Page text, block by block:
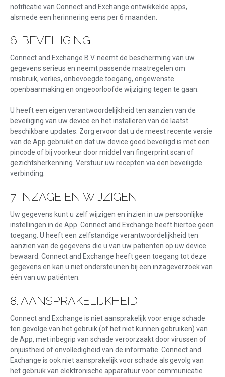
notificatie van Connect and Exchange ontwikkelde apps,
alsmede een herinnering eens per 6 maanden.
6. BEVEILIGING
Connect and Exchange B.V. neemt de bescherming van uw
gegevens serieus en neemt passende maatregelen om
misbruik, verlies, onbevoegde toegang, ongewenste
openbaarmaking en ongeoorloofde wijziging tegen te gaan.
U heeft een eigen verantwoordelijkheid ten aanzien van de
beveiliging van uw device en het installeren van de laatst
beschikbare updates. Zorg ervoor dat u de meest recente versie
van de App gebruikt en dat uw device goed beveiligd is met een
pincode of bij voorkeur door middel van fingerprint scan of
gezichtsherkenning. Verstuur uw recepten via een beveiligde
verbinding.
7. INZAGE EN WIJZIGEN
Uw gegevens kunt u zelf wijzigen en inzien in uw persoonlijke
instellingen in de App. Connect and Exchange heeft hiertoe geen
toegang. U heeft een zelfstandige verantwoordelijkheid ten
aanzien van de gegevens die u van uw patiënten op uw device
bewaard. Connect and Exchange heeft geen toegang tot deze
gegevens en kan u niet ondersteunen bij een inzageverzoek van
één van uw patiënten.
8. AANSPRAKELIJKHEID
Connect and Exchange is niet aansprakelijk voor enige schade
ten gevolge van het gebruik (of het niet kunnen gebruiken) van
de App, met inbegrip van schade veroorzaakt door virussen of
onjuistheid of onvolledigheid van de informatie. Connect and
Exchange is ook niet aansprakelijk voor schade als gevolg van
het gebruik van elektronische apparatuur voor communicatie